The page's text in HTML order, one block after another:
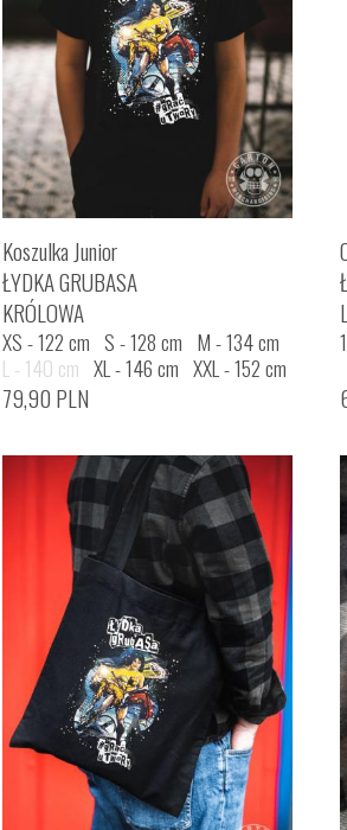
Koszulka Junior
ŁYDKA GRUBASA
KRÓLOWA
XS - 122 cm S - 128 cm M - 134 cm
L - 140 cm XL - 146 cm XXL - 152 cm
79,90 PLN